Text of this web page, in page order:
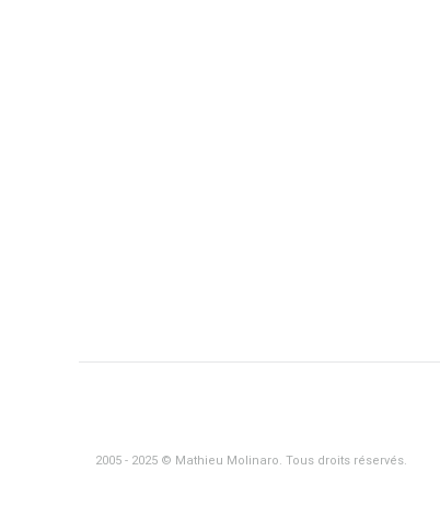
2005 - 2025 © Mathieu Molinaro. Tous droits réservés.